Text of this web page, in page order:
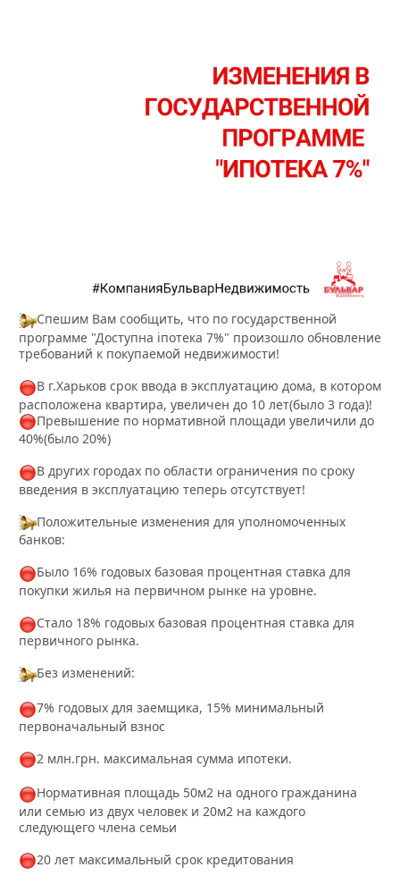
Спешим Вам сообщить, что по государственной
программе "Доступна іпотека 7%" произошло обновление
требований к покупаемой недвижимости!
В г.Харьков срок ввода в эксплуатацию дома, в котором
расположена квартира, увеличен до 10 лет(было 3 года)!
Превышение по нормативной площади увеличили до
40%(было 20%)
В других городах по области ограничения по сроку
введения в эксплуатацию теперь отсутствует!
Положительные изменения для уполномоченных
банков:
Было 16% годовых базовая процентная ставка для
покупки жилья на первичном рынке на уровне.
Стало 18% годовых базовая процентная ставка для
первичного рынка.
Без изменений:
7% годовых для заемщика, 15% минимальный
первоначальный взнос
2 млн.грн. максимальная сумма ипотеки.
Нормативная площадь 50м2 на одного гражданина
или семью из двух человек и 20м2 на каждого
следующего члена семьи
20 лет максимальный срок кредитования